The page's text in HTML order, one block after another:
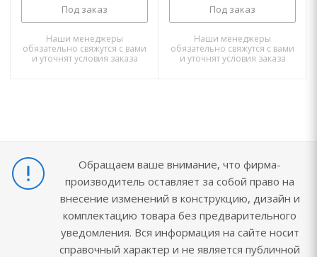
Под заказ
Наши менеджеры
обязательно свяжутся с вами
и уточнят условия заказа
Под заказ
Наши менеджеры
обязательно свяжутся с вами
и уточнят условия заказа
Обращаем ваше внимание, что фирма-
производитель оставляет за собой право на
внесение изменений в конструкцию, дизайн и
комплектацию товара без предварительного
уведомления. Вся информация на сайте носит
справочный характер и не является публичной